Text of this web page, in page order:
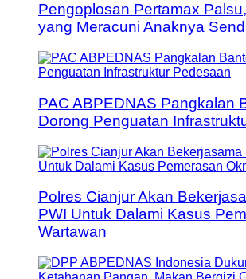
Pengoplosan Pertamax
yang Meracuni Anaknya
PAC ABPEDNAS Pangkalan
Dorong Penguatan
Polres Cianjur Akan
PWI Untuk Dalami Kasus
Wartawan